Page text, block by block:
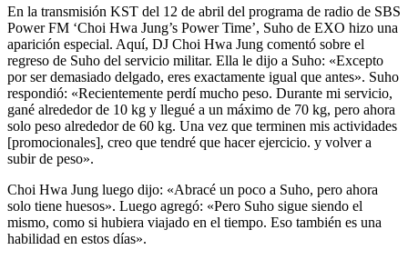
En la transmisión KST del 12 de abril del programa de radio de SBS
Power FM ‘Choi Hwa Jung’s Power Time’, Suho de EXO hizo una
aparición especial. Aquí, DJ Choi Hwa Jung comentó sobre el
regreso de Suho del servicio militar. Ella le dijo a Suho: «Excepto
por ser demasiado delgado, eres exactamente igual que antes». Suho
respondió: «Recientemente perdí mucho peso. Durante mi servicio,
gané alrededor de 10 kg y llegué a un máximo de 70 kg, pero ahora
solo peso alrededor de 60 kg. Una vez que terminen mis actividades
[promocionales], creo que tendré que hacer ejercicio. y volver a
subir de peso».
Choi Hwa Jung luego dijo: «Abracé un poco a Suho, pero ahora
solo tiene huesos». Luego agregó: «Pero Suho sigue siendo el
mismo, como si hubiera viajado en el tiempo. Eso también es una
habilidad en estos días».